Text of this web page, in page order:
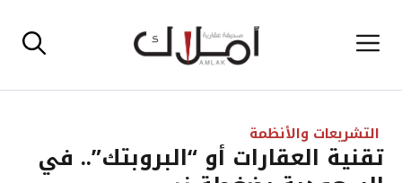
إلى القائمة
التشريعات والأنظمة
تقنية العقارات أو “البروبتك”.. في